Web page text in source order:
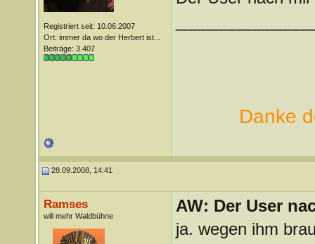
Registriert seit: 10.06.2007
Ort: immer da wo der Herbert ist...
Beiträge: 3.407
Danke
28.09.2008, 14:41
Ramses
will mehr Waldbühne
AW: Der User
ja. wegen ihm